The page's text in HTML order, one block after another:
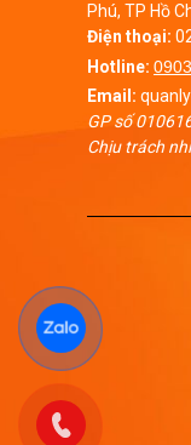
Phú, TP Hồ
Điện thoại:
Hotline:
Email:
GP số
Chịu trách